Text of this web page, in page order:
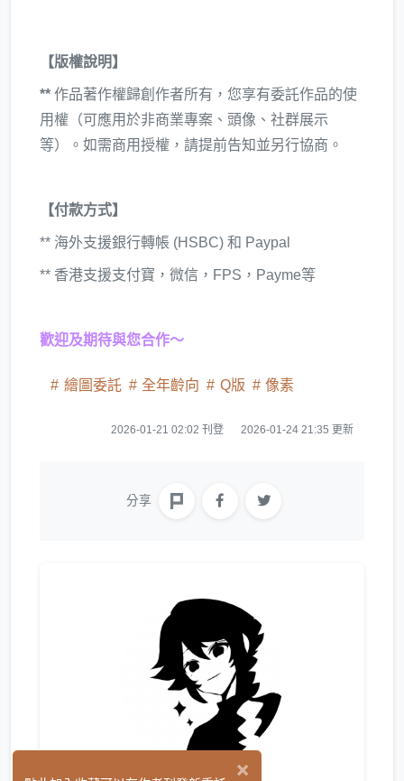
【版權說明】
** 作品著作權歸創作者所有，您享有委託作品的使
用權（可應用於非商業專案、頭像、社群展示
等）。如需商用授權，請提前告知並另行協商。
【付款方式】
** 海外支援銀行轉帳 (HSBC) 和 Paypal
** 香港支援支付寶，微信，FPS，Payme等
歡迎及期待與您合作～
繪圖委託 全年齡向 Q版 像素
2026-01-21 02:02 刊登 2026-01-24 21:35 更新
分享
×